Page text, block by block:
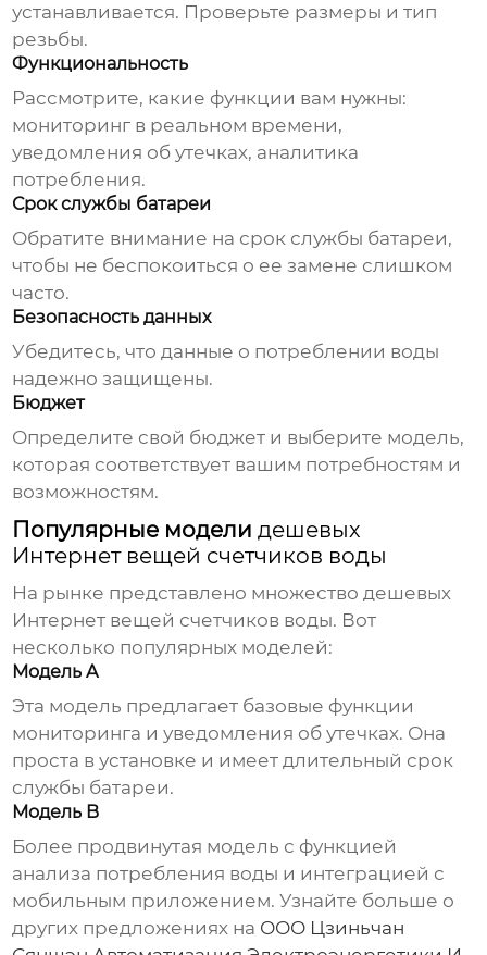
устанавливается. Проверьте размеры и тип
резьбы.
Функциональность
Рассмотрите, какие функции вам нужны:
мониторинг в реальном времени,
уведомления об утечках, аналитика
потребления.
Срок службы батареи
Обратите внимание на срок службы батареи,
чтобы не беспокоиться о ее замене слишком
часто.
Безопасность данных
Убедитесь, что данные о потреблении воды
надежно защищены.
Бюджет
Определите свой бюджет и выберите модель,
которая соответствует вашим потребностям и
возможностям.
Популярные моделидешевых
Интернет вещей счетчиков воды
На рынке представлено множестводешевых
Интернет вещей счетчиков воды. Вот
несколько популярных моделей:
Модель A
Эта модель предлагает базовые функции
мониторинга и уведомления об утечках. Она
проста в установке и имеет длительный срок
службы батареи.
Модель B
Более продвинутая модель с функцией
анализа потребления воды и интеграцией с
мобильным приложением. Узнайте больше о
других предложениях на ООО Цзиньчан